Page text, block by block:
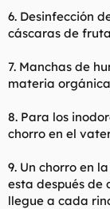
6. Desinfección
cáscaras de
7. Manchas de
materia
8. Para los
chorro en el
9. Un chorro en
esta después de
llegue a cada